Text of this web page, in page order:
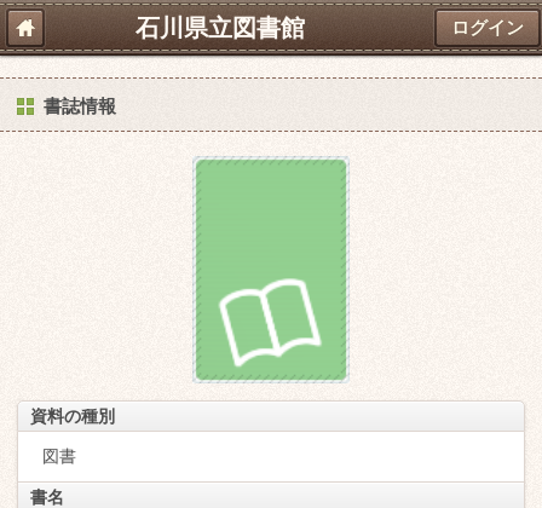
石川県立図書館 ログイン
書誌情報
資料の種別
図書
書名